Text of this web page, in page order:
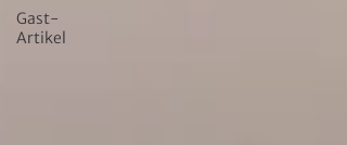
Gast-
Artikel